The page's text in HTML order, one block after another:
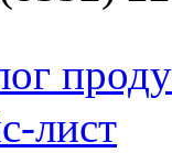
лист